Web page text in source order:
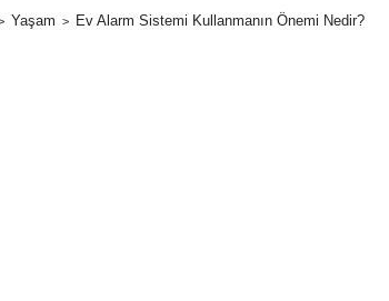
Yaşam Ev Alarm Sistemi Kullanmanın Önemi Nedir?